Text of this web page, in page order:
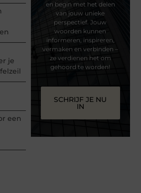
je
een
en begin met het delen
van jouw unieke
perspectief. Jouw
woorden kunnen
informeren, inspireren,
vermaken en verbinden –
ze verdienen het om
gehoord te worden!
SCHRIJF JE NU
IN